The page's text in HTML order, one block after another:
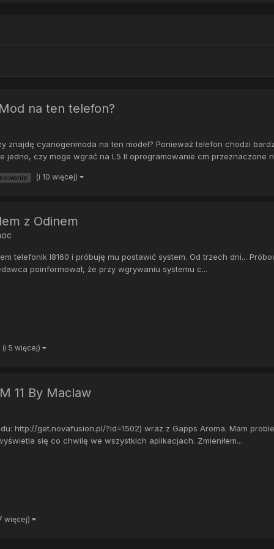
na ten telefon?
znajdę cyanogenmoda na ten model? Ponieważ telefon chodzi
jedno, czy moge wgrać na L5 II oprogramowanie cm przeznaczone
(i 10 więcej)
z Odinem
telefonik I8160 i próbuję mu postawić system. Od trzech dni...
poinformował, że przy wgrywaniu systemu c...
(i 5 więcej)
11 By Maclaw
http://get.novafusion.pl/?id=1502) wraz z Gapps Aroma. Mam
się co chwilę we wszystkich aplikacjach. Zmieniłem...
więcej)